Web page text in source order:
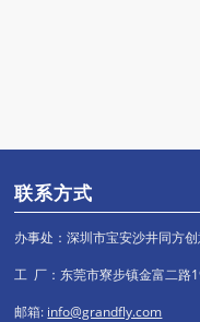
联系方式
办事处：深圳市宝安沙井同方
工 厂：东莞市寮步镇金富二路
邮箱: info@grandfly.com